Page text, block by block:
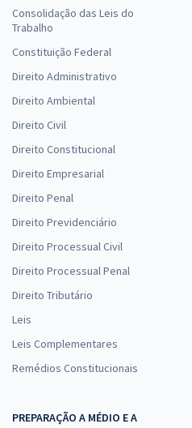
Consolidação das Leis do
Trabalho
Constituição Federal
Direito Administrativo
Direito Ambiental
Direito Civil
Direito Constitucional
Direito Empresarial
Direito Penal
Direito Previdenciário
Direito Processual Civil
Direito Processual Penal
Direito Tributário
Leis
Leis Complementares
Remédios Constitucionais
PREPARAÇÃO A MÉDIO E A